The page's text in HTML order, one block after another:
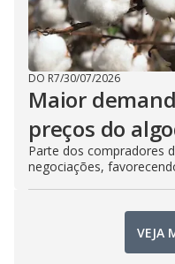
DO R7/30/07/2026
Maior
preços do
Parte dos compradores
negociações,
VEJA